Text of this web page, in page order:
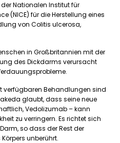
Nationalen Institut für
(NICE) für die Herstellung eines
von Colitis ulcerosa,
in Großbritannien mit der
des Dickdarms verursacht
verfügbaren Behandlungen sind
glaubt, dass seine neue
Vedolizumab – kann
zu verringern. Es richtet sich
so dass der Rest der
unberührt.